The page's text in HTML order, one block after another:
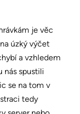
je věc
úzký výčet
a vzhledem
nás spustili
se na tom v
tedy